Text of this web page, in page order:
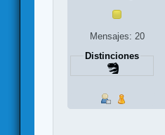
Mensajes: 20
Distinciones